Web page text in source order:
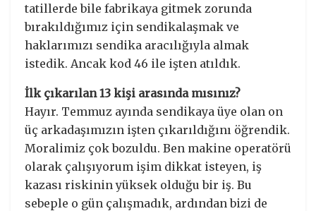
tatillerde bile fabrikaya gitmek zorunda
bırakıldığımız için sendikalaşmak ve
haklarımızı sendika aracılığıyla almak
istedik. Ancak kod 46 ile işten atıldık.
İlk çıkarılan 13 kişi arasında mısınız?
Hayır. Temmuz ayında sendikaya üye olan on
üç arkadaşımızın işten çıkarıldığını öğrendik.
Moralimiz çok bozuldu. Ben makine operatörü
olarak çalışıyorum işim dikkat isteyen, iş
kazası riskinin yüksek olduğu bir iş. Bu
sebeple o gün çalışmadık, ardından bizi de